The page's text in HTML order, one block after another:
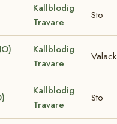
Kallblodig
Travare
Sto
Kallblodig
Travare
Valack
Kallblodig
Travare
Sto